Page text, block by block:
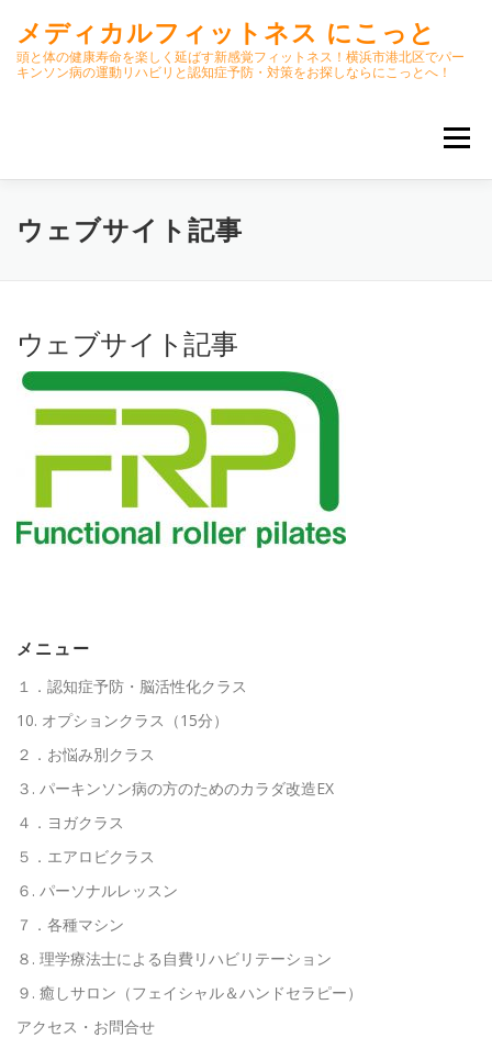
ッ
メディカルフィットネス にこっと
頭と体の健康寿命を楽しく延ばす新感覚フィットネス！横浜市港北区でパー
キンソン病の運動リハビリと認知症予防・対策をお探しならにこっとへ！
メニュー
ホーム ごあいさつ 今月のスケジュール
パーキンソン体操リハビリ動画DVD
高齢者向けおすすめ脳トレプリント
よくある質問(FAQ) アクセス・お問合せ
パーキンソン病関連記事 認知症予防・脳トレ関連記事
ウェブサイト記事
ウェブサイト記事
メニュー
１．認知症予防・脳活性化クラス
10. オプションクラス（15分）
２．お悩み別クラス
３. パーキンソン病の方のためのカラダ改造EX
４．ヨガクラス
５．エアロビクラス
６. パーソナルレッスン
７．各種マシン
８. 理学療法士による自費リハビリテーション
９. 癒しサロン（フェイシャル＆ハンドセラピー）
アクセス・お問合せ